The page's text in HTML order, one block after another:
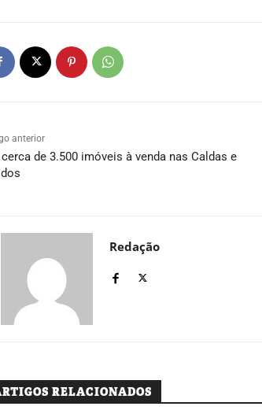
anterior
de 3.500 imóveis à venda nas Caldas e
Redação
RELACIONADOS